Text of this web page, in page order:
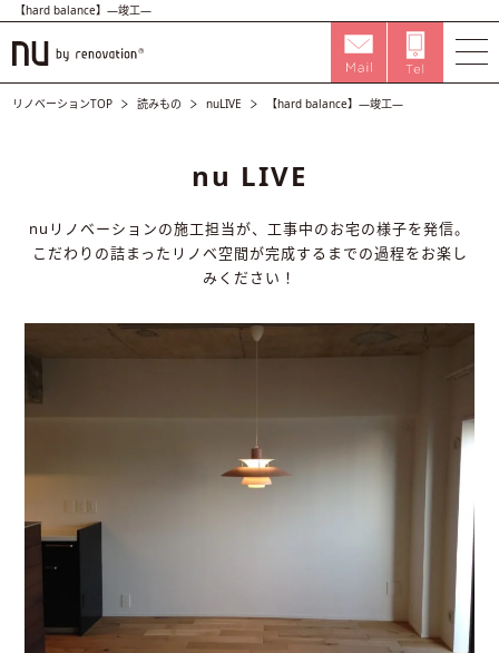
【hard balance】―竣工―
リノベーションTOP 読みもの nuLIVE 【hard balance】―竣工―
nu LIVE
nuリノベーションの施工担当が、工事中のお宅の様子を発信。
こだわりの詰まったリノベ空間が完成するまでの過程をお楽し
みください！